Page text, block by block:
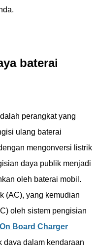
baterai
perangkat yang
ulang baterai
mengonversi listrik
daya publik menjadi
oleh baterai mobil.
(AC), yang kemudian
oleh sistem pengisian
On Board Charger
daya dalam kendaraan